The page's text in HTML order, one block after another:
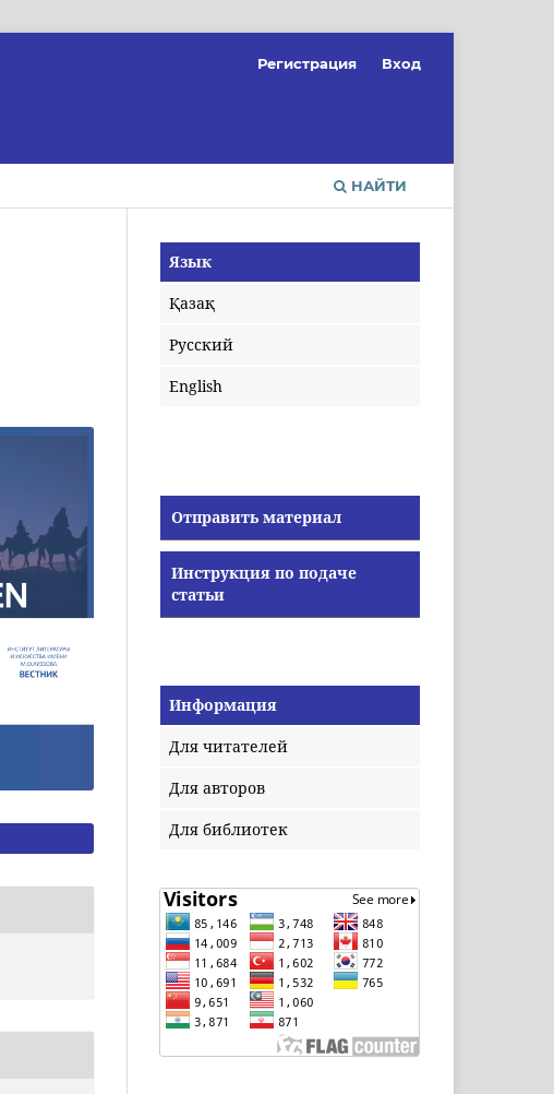
НАЙТИ
Регистрация Вход
Язык
Қазақ
Русский
English
Отправить материал
Инструкция по подаче
статьи
Информация
Для читателей
Для авторов
Для библиотек